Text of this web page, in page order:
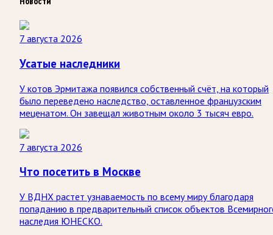
7 августа 2026
Усатые наследники
У котов Эрмитажа появился собственный счёт, на который
было переведено наследство, оставленное французским
меценатом. Он завещал животным около 3 тысяч евро.
7 августа 2026
Что посетить в Москве
У ВДНХ растет узнаваемость по всему миру благодаря
попаданию в предварительный список объектов
наследия ЮНЕСКО.